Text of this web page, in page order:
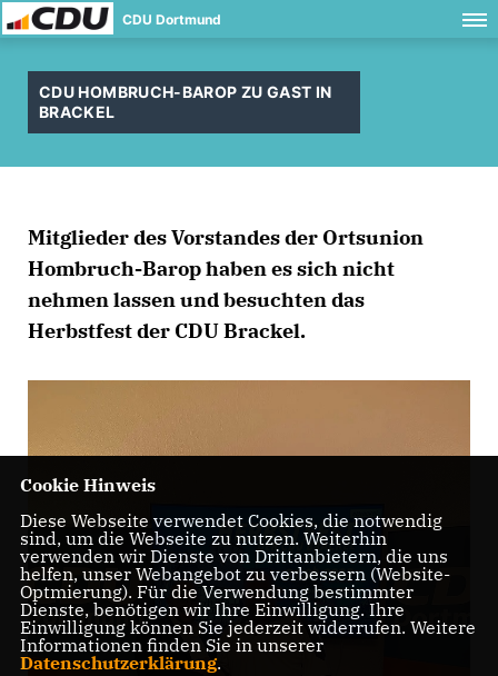
CDU Dortmund
CDU HOMBRUCH-BAROP ZU GAST IN
BRACKEL
Mitglieder des Vorstandes der Ortsunion
Hombruch-Barop haben es sich nicht
nehmen lassen und besuchten das
Herbstfest der CDU Brackel.
Cookie Hinweis
Diese Webseite verwendet Cookies, die notwendig
sind, um die Webseite zu nutzen. Weiterhin
verwenden wir Dienste von Drittanbietern, die uns
helfen, unser Webangebot zu verbessern (Website-
Optmierung). Für die Verwendung bestimmter
Dienste, benötigen wir Ihre Einwilligung. Ihre
Einwilligung können Sie jederzeit widerrufen. Weitere
Informationen finden Sie in unserer
Datenschutzerklärung.